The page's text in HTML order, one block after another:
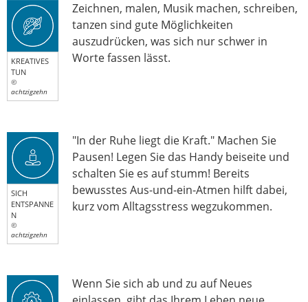
KREATIVES
TUN
©
achtzigzehn
Zeichnen, malen, Musik machen, schreiben,
tanzen sind gute Möglichkeiten
auszudrücken, was sich nur schwer in
Worte fassen lässt.
SICH
ENTSPANNE
N
©
achtzigzehn
"In der Ruhe liegt die Kraft." Machen Sie
Pausen! Legen Sie das Handy beiseite und
schalten Sie es auf stumm! Bereits
bewusstes Aus-und-ein-Atmen hilft dabei,
kurz vom Alltagsstress wegzukommen.
Wenn Sie sich ab und zu auf Neues